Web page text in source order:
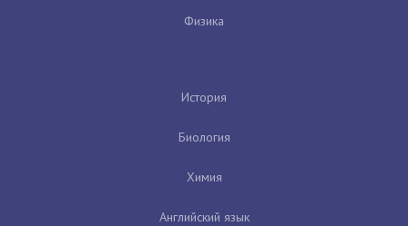
Физика
История
Биология
Химия
Английский язык